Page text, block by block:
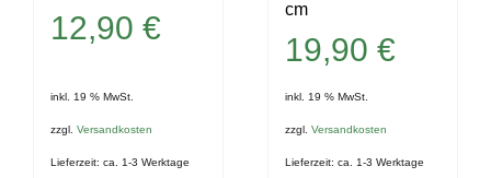
12,90 €
inkl. 19 % MwSt.
zzgl. Versandkosten
Lieferzeit: ca. 1-3 Werktage
cm
19,90€
inkl. 19 % MwSt.
zzgl.Versandkosten
Lieferzeit:ca. 1-3 Werktage